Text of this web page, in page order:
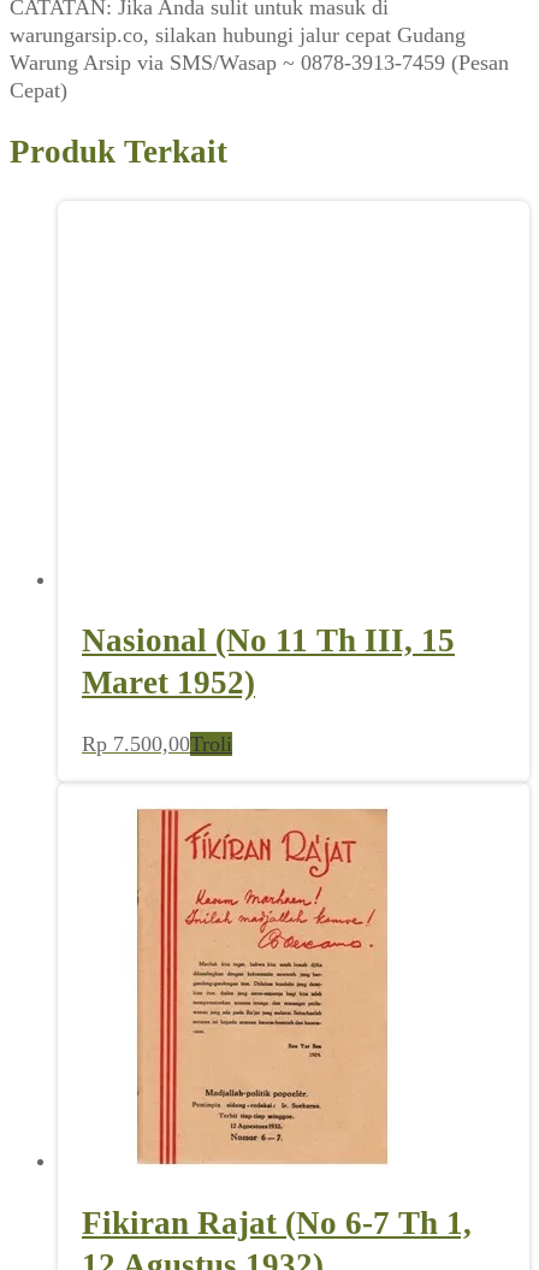
CATATAN: Jika Anda sulit untuk masuk di
warungarsip.co, silakan hubungi jalur cepat Gudang
Warung Arsip via SMS/Wasap ~ 0878-3913-7459 (Pesan
Cepat)
Produk Terkait
Nasional (No 11 Th III, 15
Maret 1952)
Rp 7.500,00Troli
Fikiran Rajat (No 6-7 Th 1,